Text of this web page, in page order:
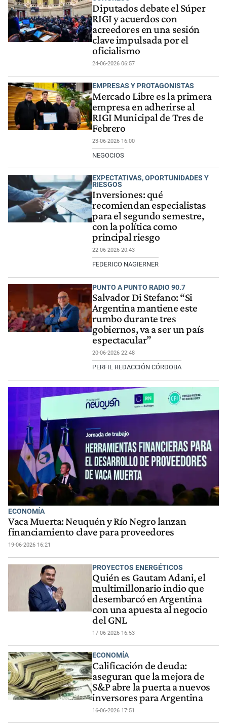
Diputados debate el Súper
RIGI y acuerdos con
acreedores en una sesión
clave impulsada por el
oficialismo
24-06-2026 06:57
EMPRESAS Y PROTAGONISTAS
Mercado Libre es la primera
empresa en adherirse al
RIGI Municipal de Tres de
Febrero
23-06-2026 16:00
NEGOCIOS
EXPECTATIVAS, OPORTUNIDADES Y
RIESGOS
Inversiones: qué
recomiendan especialistas
para el segundo semestre,
con la política como
principal riesgo
22-06-2026 20:43
FEDERICO NAGIERNER
PUNTO A PUNTO RADIO 90.7
Salvador Di Stefano: “Si
Argentina mantiene este
rumbo durante tres
gobiernos, va a ser un país
espectacular”
20-06-2026 22:48
PERFIL REDACCIÓN CÓRDOBA
ECONOMÍA
Vaca Muerta: Neuquén y Río Negro lanzan
financiamiento clave para proveedores
19-06-2026 16:21
PROYECTOS ENERGÉTICOS
Quién es Gautam Adani, el
multimillonario indio que
desembarcó en Argentina
con una apuesta al negocio
del GNL
17-06-2026 16:53
ECONOMÍA
Calificación de deuda:
aseguran que la mejora de
S&P abre la puerta a nuevos
inversores para Argentina
16-06-2026 17:51